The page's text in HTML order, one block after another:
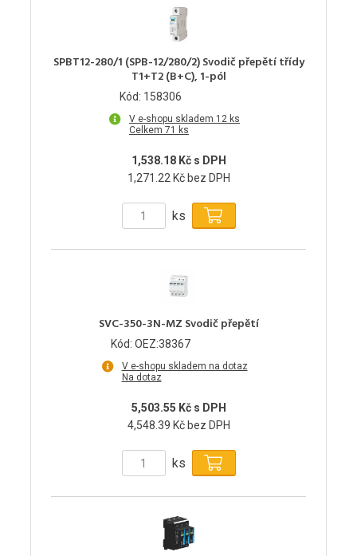
SPBT12-280/1 (SPB-12/280/2) Svodič přepětí třídy
T1+T2 (B+C), 1-pól
Kód: 158306
V e-shopu skladem 12 ks
Celkem 71 ks
1,538.18 Kč s DPH
1,271.22 Kč bez DPH
ks
SVC-350-3N-MZ Svodič přepětí
Kód: OEZ:38367
V e-shopu skladem na dotaz
Na dotaz
5,503.55 Kč s DPH
4,548.39 Kč bez DPH
ks